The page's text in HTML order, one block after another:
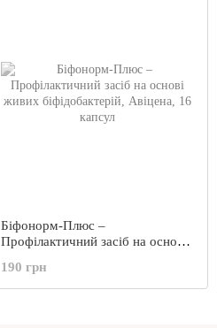
Біфонорм-Плюс –
Профілактичний засіб на основі
16 капсул
190 грн